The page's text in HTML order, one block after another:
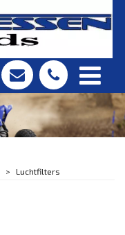
Luchtfilters